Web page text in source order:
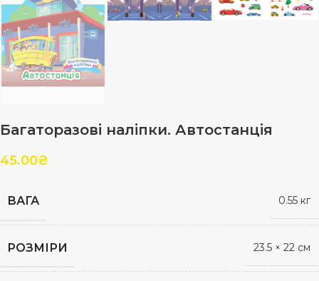
Багаторазові наліпки. Автостанція
45.00₴
ВАГА 0.55 кг
РОЗМІРИ 23.5 × 22 см